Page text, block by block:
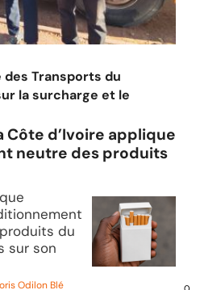
Transports du
la surcharge et le
d’Ivoire applique
neutre des produits
du
sur son
Odilon Blé